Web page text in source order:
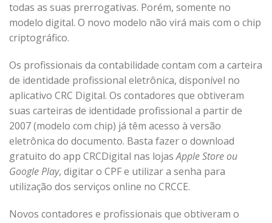
todas as suas prerrogativas. Porém, somente no
modelo digital. O novo modelo não virá mais com o chip
criptográfico.
Os profissionais da contabilidade contam com a carteira
de identidade profissional eletrônica, disponível no
aplicativo CRC Digital. Os contadores que obtiveram
suas carteiras de identidade profissional a partir de
2007 (modelo com chip) já têm acesso à versão
eletrônica do documento. Basta fazer o download
gratuito do app CRCDigital nas lojasApple Store ou
Google Play, digitar o CPF e utilizar a senha para
utilização dos serviços online no CRCCE.
Novos contadores e profissionais que obtiveram o